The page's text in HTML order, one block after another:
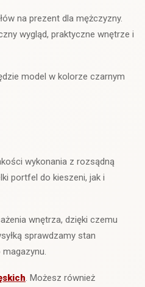
na prezent dla mężczyzny.
wygląd, praktyczne wnętrze i
model w kolorze czarnym
wykonania z rozsądną
portfel do kieszeni, jak i
wnętrza, dzięki czemu
sprawdzamy stan
. Możesz również